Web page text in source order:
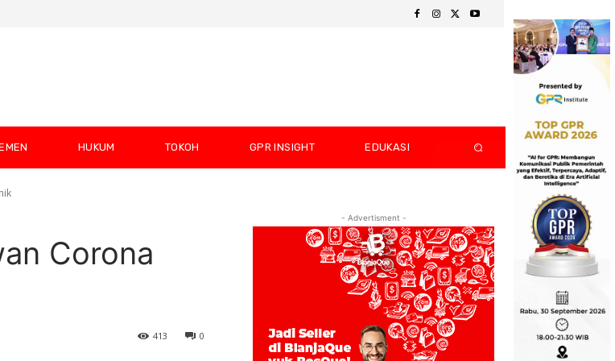
HUKUM TOKOH GPR INSIGHT EDUKASI
Corona
0
413
- Advertisment -